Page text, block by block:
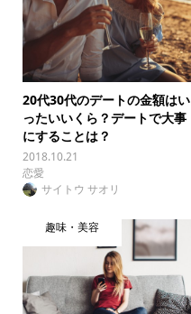
20代30代のデートの金額はい
ったいいくら？デートで大事
にすることは？
2018.10.21
恋愛
サイトウ サオリ
趣味・美容